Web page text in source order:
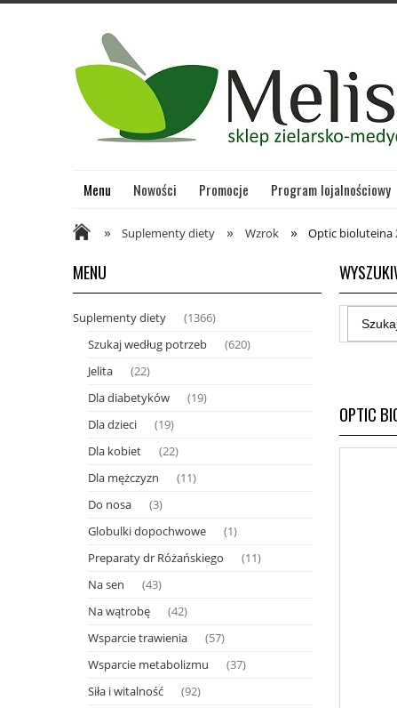
Menu Nowości Promocje Program lojalnościowy
» Suplementy diety » Wzrok » Optic bioluteina
MENU
Suplementy diety (1366)
Szukaj według potrzeb (620)
Jelita (22)
Dla diabetyków (19)
Dla dzieci (19)
Dla kobiet (22)
Dla mężczyzn (11)
Do nosa (3)
Globulki dopochwowe (1)
Preparaty dr Różańskiego (11)
Na sen (43)
Na wątrobę (42)
Wsparcie trawienia (57)
Wsparcie metabolizmu (37)
Siła i witalność (92)
OPTIC